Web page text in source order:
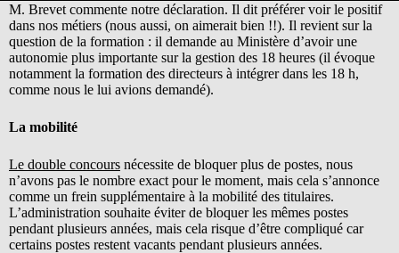
M. Brevet commente notre déclaration. Il dit préférer voir le positif
dans nos métiers (nous aussi, on aimerait bien !!). Il revient sur la
question de la formation : il demande au Ministère d’avoir une
autonomie plus importante sur la gestion des 18 heures (il évoque
notamment la formation des directeurs à intégrer dans les 18 h,
comme nous le lui avions demandé).
La mobilité
Le double concours nécessite de bloquer plus de postes, nous
n’avons pas le nombre exact pour le moment, mais cela s’annonce
comme un frein supplémentaire à la mobilité des titulaires.
L’administration souhaite éviter de bloquer les mêmes postes
pendant plusieurs années, mais cela risque d’être compliqué car
certains postes restent vacants pendant plusieurs années.